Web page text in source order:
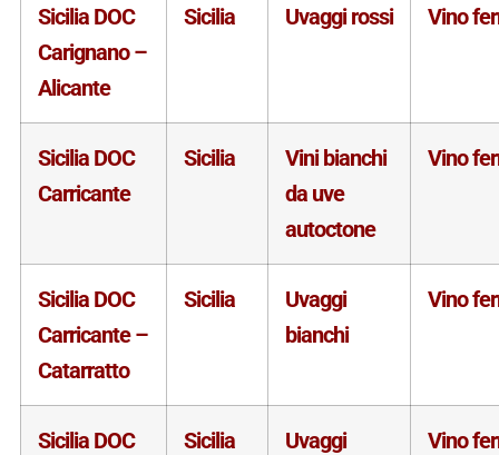
Sicilia DOC
Carignano –
Alicante
Sicilia Uvaggi rossi Vino
Sicilia DOC
Carricante
Sicilia
Vini bianchi
da uve
autoctone
Vino
Sicilia DOC
Carricante –
Catarratto
Sicilia
Uvaggi
bianchi
Vino
Sicilia DOC
Sicilia
Uvaggi
Vino